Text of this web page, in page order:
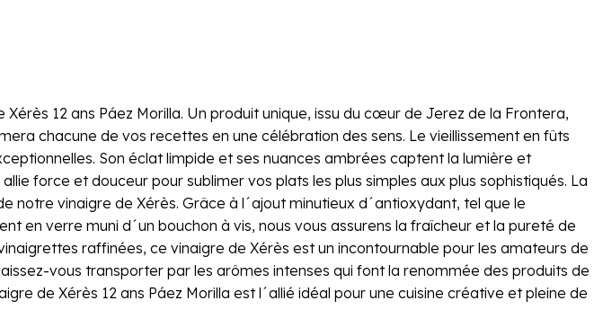
12 ans Páez Morilla. Un produit unique, issu du cœur de Jerez de la Frontera,
chacune de vos recettes en une célébration des sens. Le vieillissement en fûts
Son éclat limpide et ses nuances ambrées captent la lumière et
force et douceur pour sublimer vos plats les plus simples aux plus sophistiqués. La
vinaigre de Xérès. Grâce à l´ajout minutieux d´antioxydant, tel que le
en verre muni d´un bouchon à vis, nous vous assurens la fraîcheur et la pureté de
raffinées, ce vinaigre de Xérès est un incontournable pour les amateurs de
vous transporter par les arômes intenses qui font la renommée des produits de
de Xérès 12 ans Páez Morilla est l´allié idéal pour une cuisine créative et pleine de